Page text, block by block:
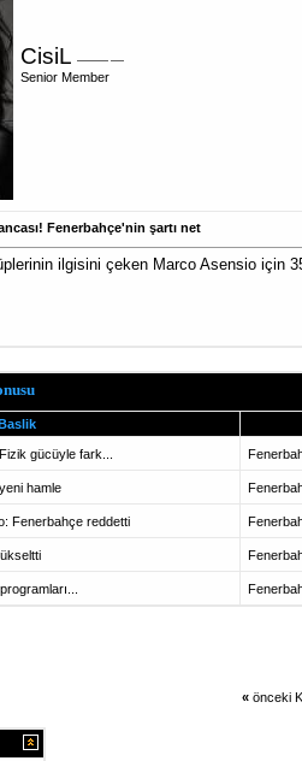
CisiL
Senior Member
Fenerbahçe'nin şartı net
ilgisini çeken Marco Asensio için
gücüyle fark...
hamle
Fenerbahçe reddetti
« önceki